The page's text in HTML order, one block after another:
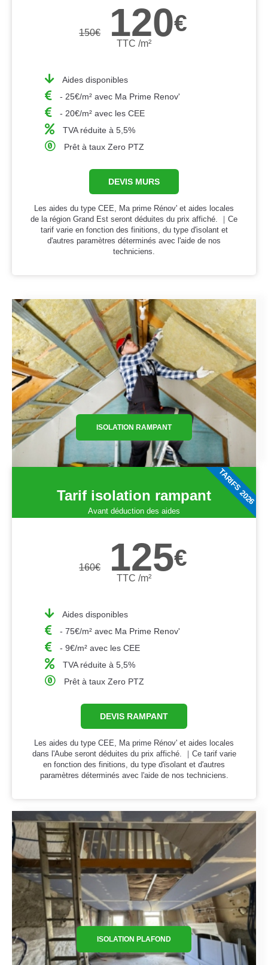
150€ 120€
TTC /m²
Aides disponibles
- 25€/m² avec Ma Prime Renov'
- 20€/m² avec les CEE
TVA réduite à 5,5%
Prêt à taux Zero PTZ
DEVIS MURS
Les aides du type CEE, Ma prime Rénov' et aides locales
de la région Grand Est seront déduites du prix affiché. ｜Ce
tarif varie en fonction des finitions, du type d'isolant et
d'autres paramètres déterminés avec l'aide de nos
techniciens.
ISOLATION RAMPANT
Tarif isolation rampant
Avant déduction des aides
160€ 125€
TTC /m²
Aides disponibles
- 75€/m² avec Ma Prime Renov'
- 9€/m² avec les CEE
TVA réduite à 5,5%
Prêt à taux Zero PTZ
DEVIS RAMPANT
Les aides du type CEE, Ma prime Rénov' et aides locales
dans l'Aube seront déduites du prix affiché. ｜Ce tarif varie
en fonction des finitions, du type d'isolant et d'autres
paramètres déterminés avec l'aide de nos techniciens.
TARIFS 2026
ISOLATION PLAFOND